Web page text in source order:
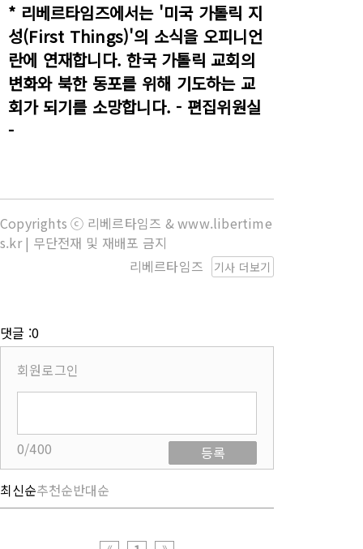
* 리베르타임즈에서는 '미국 가톨릭 지
성(First Things)'의 소식을 오피니언
란에 연재합니다. 한국 가톨릭 교회의
변화와 북한 동포를 위해 기도하는 교
회가 되기를 소망합니다. - 편집위원실
-
Copyrights ⓒ 리베르타임즈 & www.libertime
s.kr | 무단전재 및 재배포 금지
기사 더보기
리베르타임즈
댓글 :0
회원로그인
0/400
등록
최신순추천순반대순